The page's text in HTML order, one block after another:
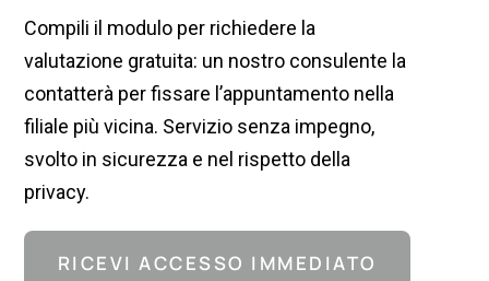
Compili il modulo per richiedere la
valutazione gratuita: un nostro consulente la
contatterà per fissare l’appuntamento nella
filiale più vicina. Servizio senza impegno,
svolto in sicurezza e nel rispetto della
privacy.
RICEVI ACCESSO IMMEDIATO